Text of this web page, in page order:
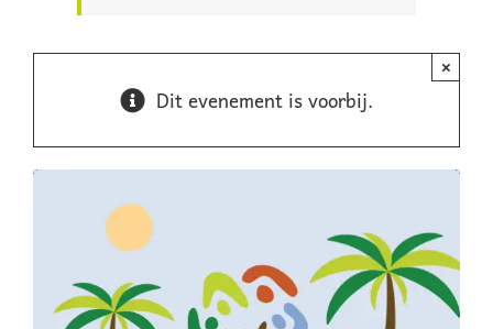
Dit evenement is voorbij.
×